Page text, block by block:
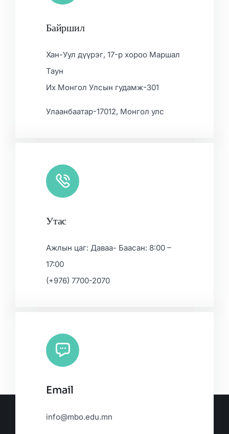
Leaflet|Map data ©
Байршил
Хан-Уул дүүрэг, 17-р хороо Маршал
Таун
Их Монгол Улсын гудамж-301
Улаанбаатар-17012, Монгол улс
Утас
Ажлын цаг: Даваа- Баасан: 8:00 –
17:00
(+976) 7700-2070
Email
info@mbo.edu.mn